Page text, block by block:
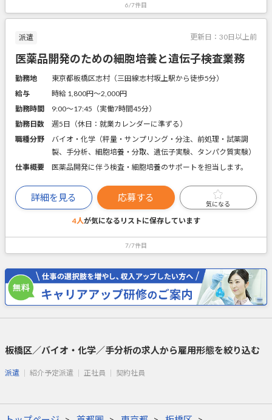
6/7件目
派遣 更新日： 30日以上前
医薬品開発のための細胞培養と遺伝子検査業務
勤務地
東京都板橋区志村（三田線志村坂上駅から徒歩5分）
給与
時給 1,800円〜2,000円
勤務時間
9:00～17:45（実働7時間45分）
勤務日数
週5日（休日：就業カレンダーに準ずる）
職種分野
バイオ・化学（秤量・サンプリング・分注、前処理・試薬調
製、手分析、細胞培養・分取、遺伝子実験、タンパク質実験）
仕事概要
医薬品開発に伴う検査・細胞培養のサポートを担当します。
詳細を見る 応募する
気になる
4人が気になるリストに保存しています
7/7件目
板橋区／バイオ・化学／手分析の求人から雇用形態を絞り込む
派遣 紹介予定派遣 正社員 契約社員